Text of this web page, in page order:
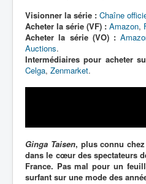
Visionner la série : Chaîne
Acheter la série (VF) : Amazon,
Acheter la série (VO) :
Auctions.
Intermédiaires pour acheter
Celga, Zenmarket.
Ginga Taisen, plus connu
dans le cœur des spectateurs
France. Pas mal pour un
surfant sur une mode des